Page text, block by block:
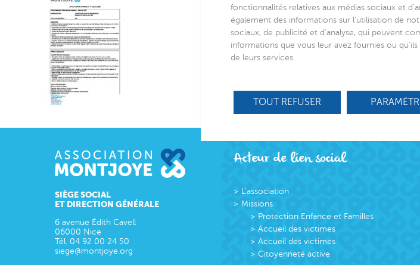
SIÈGE SOCIAL
ET DIRECTION GÉNÉRALE
6 avenue Édith Cavell
06000 Nice
Tél. 04 92 00 24 50
siege@montjoye.org
Acteur de lien social
L’association
Missions
Protection Enfance et Familles
Accueil des victimes
Accueil des victimes
Citoyenneté active
fonctionnalités relatives aux médias sociaux et
également des informations sur l’utilisation de
sociaux, de publicité et d’analyse, qui peuvent
informations que vous leur avez fournies ou
de leurs services.
TOUT REFUSER